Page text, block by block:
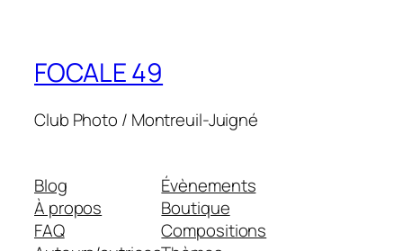
FOCALE 49
Club Photo / Montreuil-Juigné
Blog
À propos
FAQ
Évènements
Boutique
Compositions